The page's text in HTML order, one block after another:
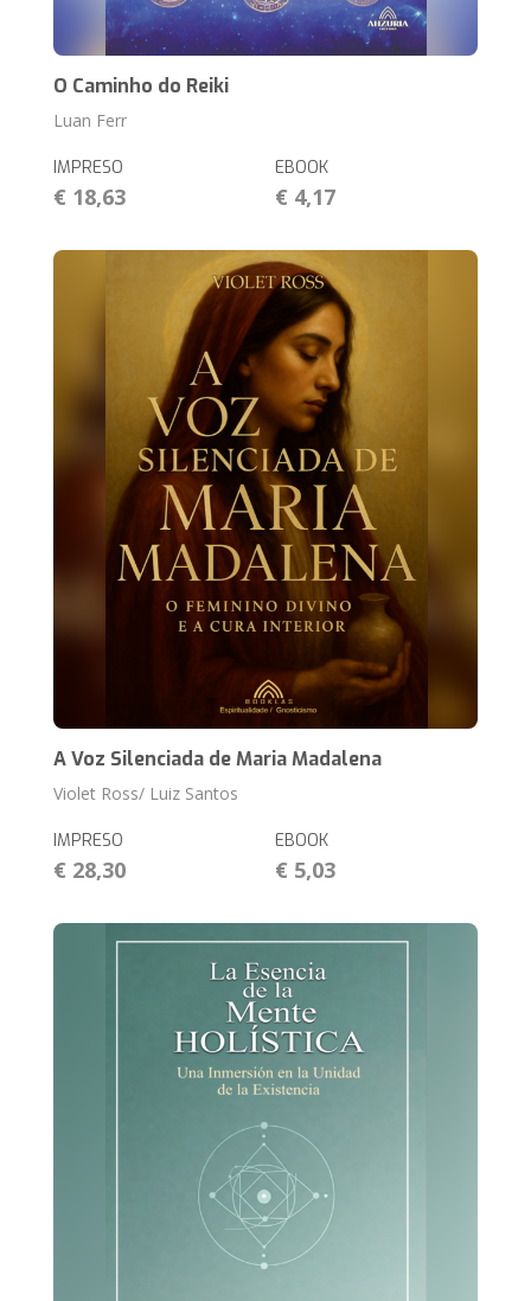
O Caminho do Reiki
Luan Ferr
IMPRESO
€ 18,63
EBOOK
€ 4,17
A Voz Silenciada de Maria Madalena
Violet Ross/ Luiz Santos
IMPRESO
€ 28,30
EBOOK
€ 5,03